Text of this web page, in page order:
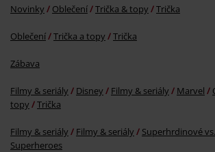
Novinky Oblečení Trička & topy Trička
Oblečení Trička a topy Trička
Zábava
Filmy & seriály Disney Filmy & seriály Marvel
topy
Trička
Filmy & seriály Filmy & seriály
Superhrdinové
Superheroes